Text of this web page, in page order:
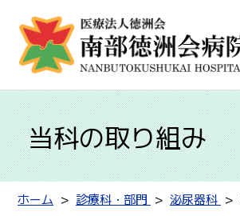
当科の取り組み
ホーム 診療科・部門 泌尿器科